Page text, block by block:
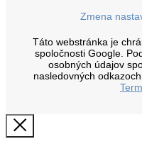
Zmena
Táto webstránka je
spoločnosti Google.
osobných údajov
nasledovných odkazoch